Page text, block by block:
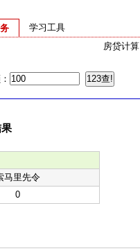
房贷计算
学习工具
马里先令
0